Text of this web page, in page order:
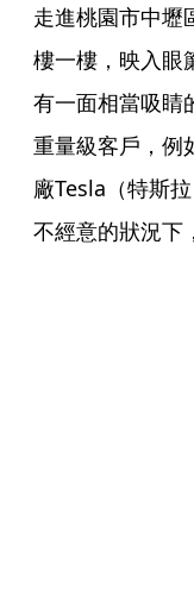
走進桃園市中壢
樓一樓，映入眼
有一面相當吸睛
重量級客戶，例
廠Tesla（特斯
不經意的狀況下